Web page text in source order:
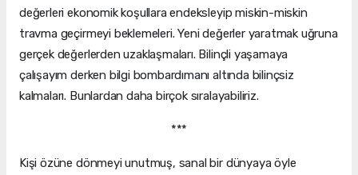
değerleri ekonomik koşullara endeksleyip miskin-miskin
travma geçirmeyi beklemeleri. Yeni değerler yaratmak uğruna
gerçek değerlerden uzaklaşmaları. Bilinçli yaşamaya
çalışayım derken bilgi bombardımanı altında bilinçsiz
kalmaları. Bunlardan daha birçok sıralayabiliriz.
***
Kişi özüne dönmeyi unutmuş, sanal bir dünyaya öyle